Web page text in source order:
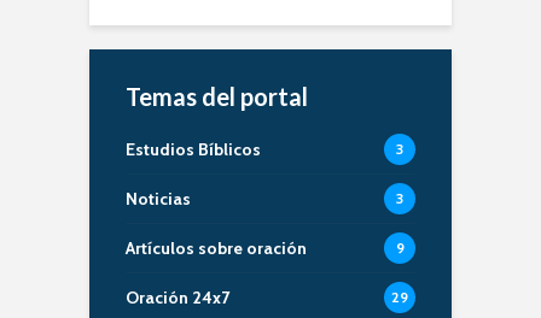
Temas del portal
Estudios Bíblicos 3
Noticias 3
Artículos sobre oración 9
Oración 24x7 29